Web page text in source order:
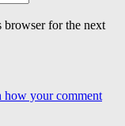
browser for the next
how your comment